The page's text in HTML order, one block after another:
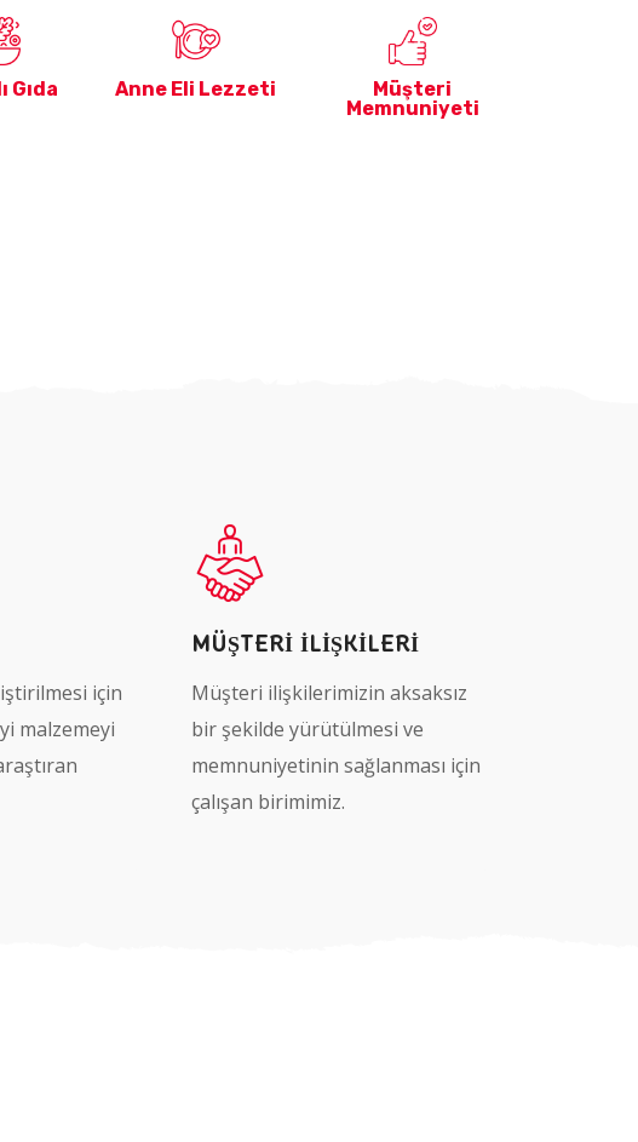
Gıda Anne Eli Lezzeti
Müşteri
Memnuniyeti
için
malzemeyi
MÜŞTERI İLIŞKILERI
Müşteri ilişkilerimizin aksaksız
bir şekilde yürütülmesi ve
memnuniyetinin sağlanması için
çalışan birimimiz.